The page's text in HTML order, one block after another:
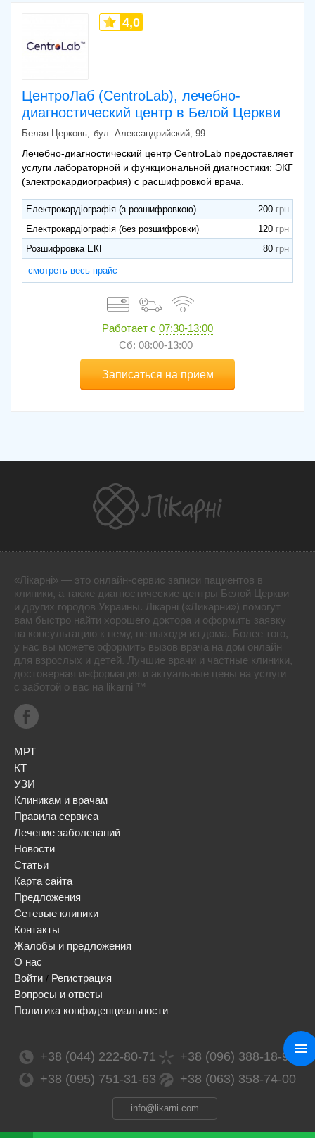
ЦентроЛаб (CentroLab), лечебно-
диагностический центр в Белой Церкви
4,0
Белая Церковь бул. Александрийский, 99
Лечебно-диагностический центр CentroLab предоставляет
услуги лабораторной и функциональной диагностики: ЭКГ
(электрокардиография) с расшифровкой врача.
Електрокардіографія (з розшифровкою)
200
Електрокардіографія (без розшифровки)
120
Розшифровка ЕКГ
80
смотреть весь прайс
Работает с 07:30-13:00
Сб: 08:00-13:00
Записаться на прием
«Лікарні» — это онлайн-сервис записи пациентов в
клиники, а также диагностические центры Белой Церкви
и других городов Украины. Лікарні («Ликарни») помогут
вам быстро найти хорошего доктора и оформить заявку
на консультацию к нему, не выходя из дома. Более того,
у нас вы можете оформить вызов врача на дом онлайн
для взрослых и детей. Лучшие врачи и частные клиники,
достоверная информация и актуальные цены на услуги
с заботой о вас на likarni ™
МРТ
КТ
УЗИ
Клиникам и врачам
Правила сервиса
Лечение заболеваний
Новости
Статьи
Карта сайта
Предложения
Сетевые клиники
Контакты
Жалобы и предложения
О нас
Войти / Регистрация
Вопросы и ответы
Политика конфиденциальности
+38 (044) 222-80-71
+38 (096) 388-18-99
+38 (095) 751-31-63
+38 (063) 358-74-00
info@likarni.com